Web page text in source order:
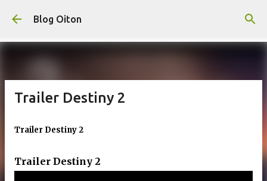
Pular para o conteúdo principal
Blog Oiton
Trailer Destiny 2
Trailer Destiny 2
Trailer Destiny 2